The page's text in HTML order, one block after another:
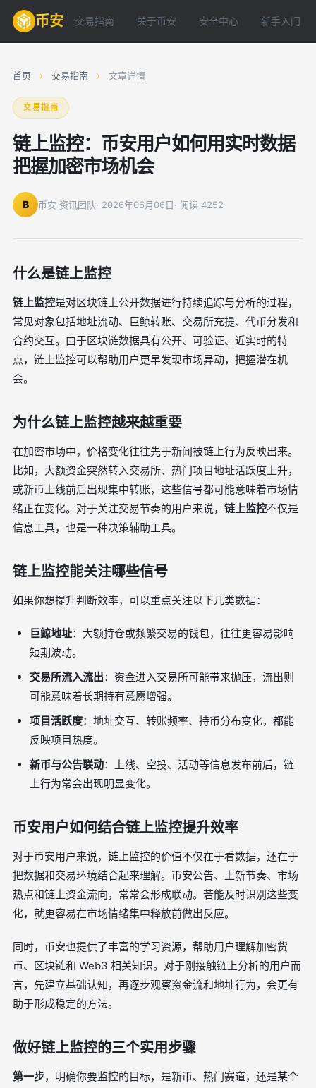
币安 交易指南 关于币安 安全中心 新手入门
首页 › 交易指南 › 文章详情
交易指南
链上监控：币安用户如何用实时数据
把握加密市场机会
B 币安 资讯团队· 2026年06月06日· 阅读 4252
什么是链上监控
链上监控是对区块链上公开数据进行持续追踪与分析的过程，
常见对象包括地址流动、巨鲸转账、交易所充提、代币分发和
合约交互。由于区块链数据具有公开、可验证、近实时的特
点，链上监控可以帮助用户更早发现市场异动，把握潜在机
会。
为什么链上监控越来越重要
在加密市场中，价格变化往往先于新闻被链上行为反映出来。
比如，大额资金突然转入交易所、热门项目地址活跃度上升，
或新币上线前后出现集中转账，这些信号都可能意味着市场情
绪正在变化。对于关注交易节奏的用户来说， 链上监控不仅是
信息工具，也是一种决策辅助工具。
链上监控能关注哪些信号
如果你想提升判断效率，可以重点关注以下几类数据：
巨鲸地址：大额持仓或频繁交易的钱包，往往更容易影响
短期波动。
交易所流入流出：资金进入交易所可能带来抛压，流出则
可能意味着长期持有意愿增强。
项目活跃度：地址交互、转账频率、持币分布变化，都能
反映项目热度。
新币与公告联动：上线、空投、活动等信息发布前后，链
上行为常会出现明显变化。
币安用户如何结合链上监控提升效率
对于币安用户来说，链上监控的价值不仅在于看数据，还在于
把数据和交易环境结合起来理解。币安公告、上新节奏、市场
热点和链上资金流向，常常会形成联动。若能及时识别这些变
化，就更容易在市场情绪集中释放前做出反应。
同时，币安也提供了丰富的学习资源，帮助用户理解加密货
币、区块链和 Web3 相关知识。对于刚接触链上分析的用户而
言，先建立基础认知，再逐步观察资金流和地址行为，会更有
助于形成稳定的方法。
做好链上监控的三个实用步骤
第一步，明确你要监控的目标，是新币、热门赛道，还是某个